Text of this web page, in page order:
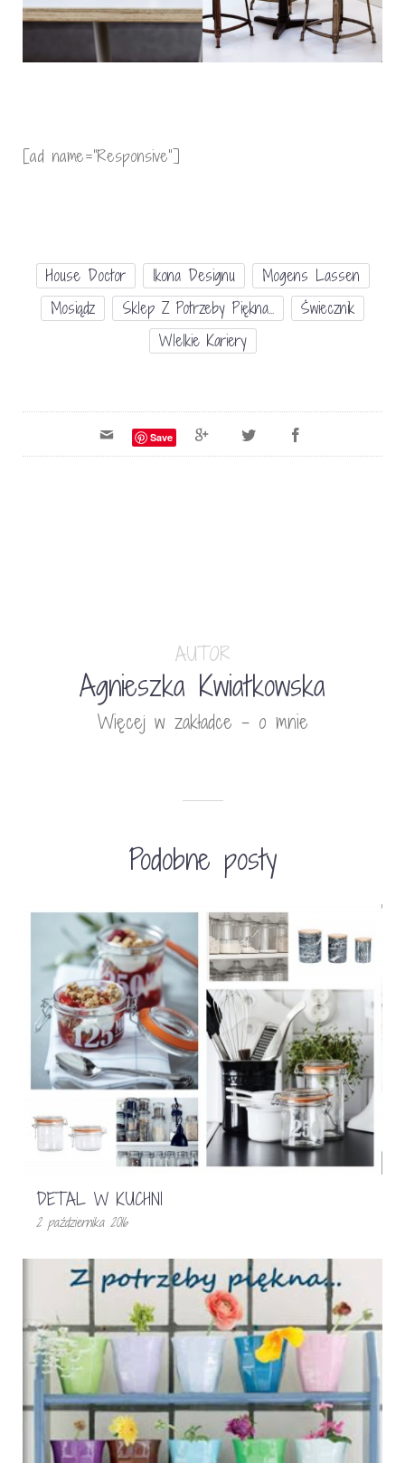
[ad name=”Responsive”]
House Doctor Ikona Designu
Mogens Lassen
Mosiądz
Sklep Z Potrzeby Piękna...
Świecznik
WIelkie Kariery
Save
AUTOR
Agnieszka Kwiatkowska
Więcej w zakładce - o mnie
Podobne posty
DETAL W KUCHNI
2 października 2016